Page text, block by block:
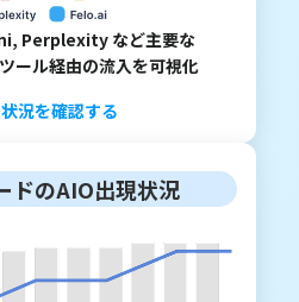
Perplexity など主要な
ール経由の流入を可視化
況を確認する
ドのAIO出現状況